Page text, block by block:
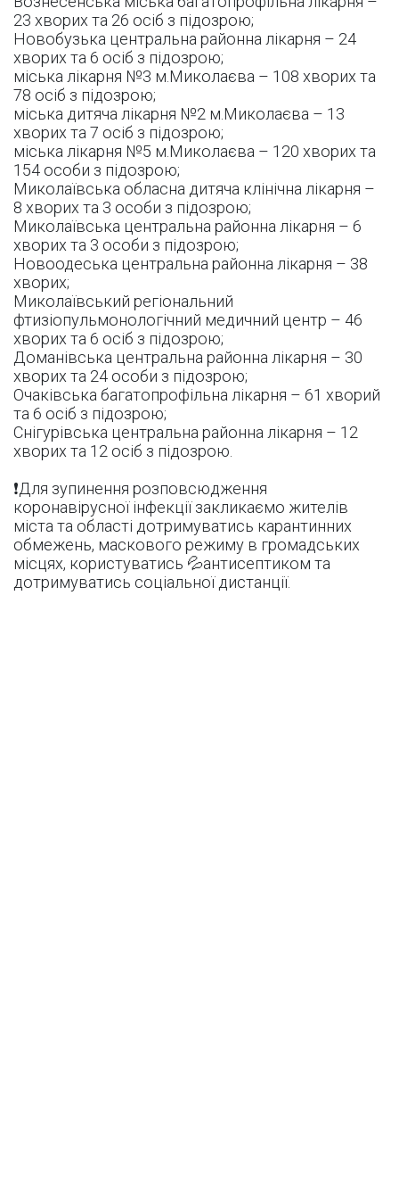
23 хворих та 26 осіб з підозрою;
Новобузька центральна районна лікарня – 24
хворих та 6 осіб з підозрою;
міська лікарня №3 м.Миколаєва – 108 хворих та
78 осіб з підозрою;
міська дитяча лікарня №2 м.Миколаєва – 13
хворих та 7 осіб з підозрою;
міська лікарня №5 м.Миколаєва – 120 хворих та
154 особи з підозрою;
Миколаївська обласна дитяча клінічна лікарня –
8 хворих та 3 особи з підозрою;
Миколаївська центральна районна лікарня – 6
хворих та 3 особи з підозрою;
Новоодеська центральна районна лікарня – 38
хворих;
Миколаївський регіональний
фтизіопульмонологічний медичний центр – 46
хворих та 6 осіб з підозрою;
Доманівська центральна районна лікарня – 30
хворих та 24 особи з підозрою;
Очаківська багатопрофільна лікарня – 61 хворий
та 6 осіб з підозрою;
Снігурівська центральна районна лікарня – 12
хворих та 12 осіб з підозрою.
❗Для зупинення розповсюдження
коронавірусної інфекції закликаємо жителів
міста та області дотримуватись карантинних
обмежень, маскового режиму в громадських
місцях, користуватись 💦антисептиком та
дотримуватись соціальної дистанції.